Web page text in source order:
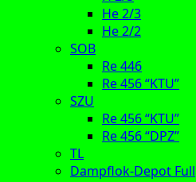
He 2/3
He 2/2
SOB
Re 446
Re 456 “KTU”
SZU
Re 456 “KTU”
Re 456 “DPZ”
TL
Dampflok-Depot Full